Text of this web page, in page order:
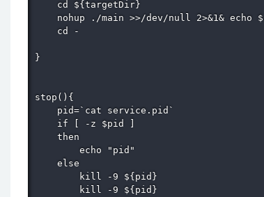
    cd ${targetDir}
nohup ./main >>/dev/null 2>&1& echo
    cd -
}
stop(){
    pid=`cat service.pid`
    if [ -z $pid ]
    then
        echo "pid"
    else
        kill -9 ${pid}
        kill -9 ${pid}